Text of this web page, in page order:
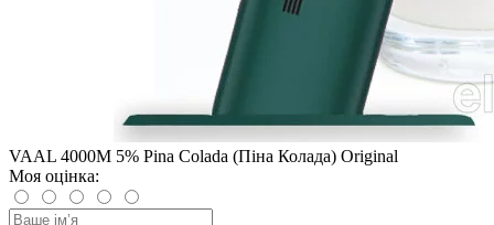
VAAL 4000M 5% Pina Colada (Піна Колада) Оriginal
Моя оцінка: